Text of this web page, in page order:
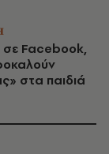
σε Facebook,
στα παιδιά